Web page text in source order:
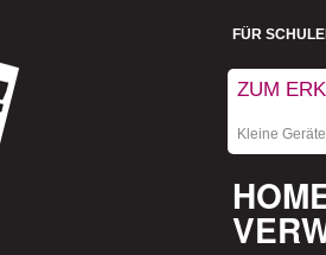
FÜR
ZUM
Kleine